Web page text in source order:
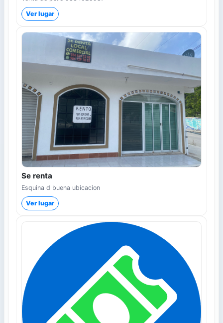
Ver lugar
Se renta
Esquina d buena ubicacion
Ver lugar